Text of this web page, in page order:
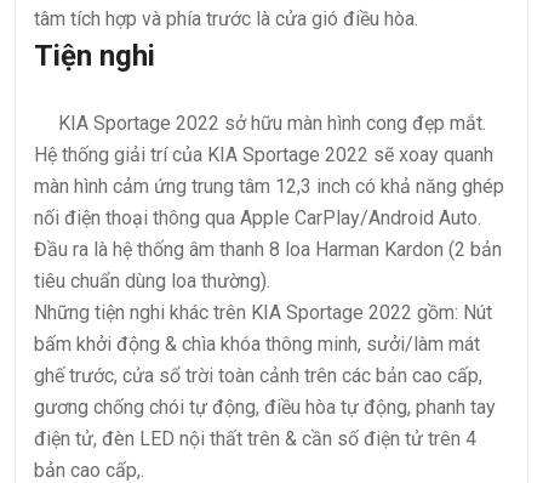
tâm tích hợp và phía trước là cửa gió điều hòa.
Tiện nghi
KIA Sportage 2022 sở hữu màn hình cong đẹp mắt.
Hệ thống giải trí của KIA Sportage 2022 sẽ xoay quanh
màn hình cảm ứng trung tâm 12,3 inch có khả năng ghép
nối điện thoại thông qua Apple CarPlay/Android Auto.
Đầu ra là hệ thống âm thanh 8 loa Harman Kardon (2 bản
tiêu chuẩn dùng loa thường).
Những tiện nghi khác trên KIA Sportage 2022 gồm: Nút
bấm khởi động & chìa khóa thông minh, sưởi/làm mát
ghế trước, cửa sổ trời toàn cảnh trên các bản cao cấp,
gương chống chói tự động, điều hòa tự động, phanh tay
điện tử, đèn LED nội thất trên & cần số điện tử trên 4
bản cao cấp,.